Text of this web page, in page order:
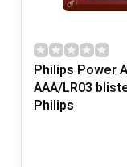
Philips Power
AAA/LR03
Philips